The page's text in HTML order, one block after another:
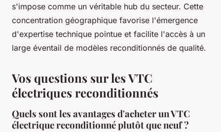
s'impose comme un véritable hub du secteur. Cette
concentration géographique favorise l'émergence
d'expertise technique pointue et facilite l'accès à un
large éventail de modèles reconditionnés de qualité.
Vos questions sur les VTC
électriques reconditionnés
Quels sont les avantages d'acheter un VTC
électrique reconditionné plutôt que neuf ?